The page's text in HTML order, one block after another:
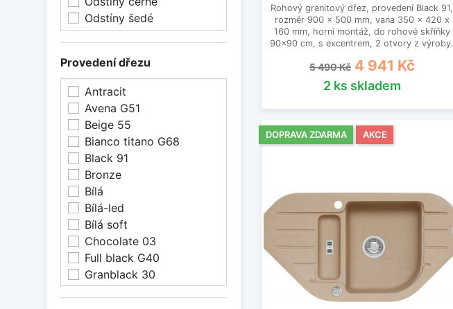
Odstíny šedé
Provedení dřezu
Antracit
Avena G51
Beige 55
Bianco titano G68
Black 91
Bronze
Bílá
Bílá-led
Bílá soft
Chocolate 03
Full black G40
Granblack 30
Kašmír
Rohový granitový dřez, provedení Black 91,
rozměr 900 x 500 mm, vana 350 x 420 x
160 mm, horní montáž, do rohové skříňky
90x90 cm, s excentrem, 2 otvory z výroby.
Běžná cena
5 490 Kč Cena
4 941 Kč
2 ks skladem
DOPRAVA ZDARMA AKCE